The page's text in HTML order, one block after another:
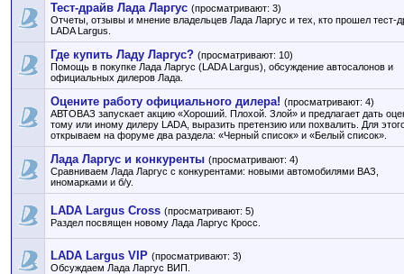
Тест-драйв Лада Ларгус (просматривают: 3)
Отчеты, отзывы и мнение владельцев Лада Ларгус и тех, кто прошел тест-
LADA Largus.
Где купить Ладу Ларгус? (просматривают: 10)
Помощь в покупке Лада Ларгус (LADA Largus), обсуждение автосалонов и
официальных дилеров Лада.
Оцените работу официального дилера! (просматривают: 4)
АВТОВАЗ запускает акцию «Хороший. Плохой. Злой» и предлагает дать
тому или иному дилеру LADA, выразить претензию или похвалить. Для
открываем на форуме два раздела: «Черный список» и «Белый список».
Лада Ларгус и конкуренты (просматривают: 4)
Сравниваем Лада Ларгус с конкурентами: новыми автомобилями ВАЗ,
иномарками и б/у.
LADA Largus Cross (просматривают: 5)
Раздел посвящен новому Лада Ларгус Кросс.
LADA Largus VIP (просматривают: 3)
Обсуждаем Лада Ларгус ВИП.